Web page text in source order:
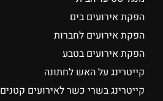
הפקת אירועים בים
הפקת אירועים לחברות
הפקת אירועים בטבע
קייטרינג על האש לחתונה
קייטרינג בשרי כשר לאירועים קטנים